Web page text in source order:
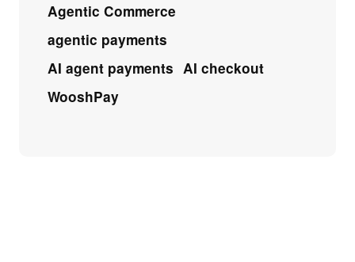
Agentic Commerce
agentic payments
AI agent payments AI checkout
WooshPay